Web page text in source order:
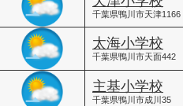
千葉県鴨川市天津1166
太海小学校
千葉県鴨川市天面442
主基小学校
千葉県鴨川市成川35